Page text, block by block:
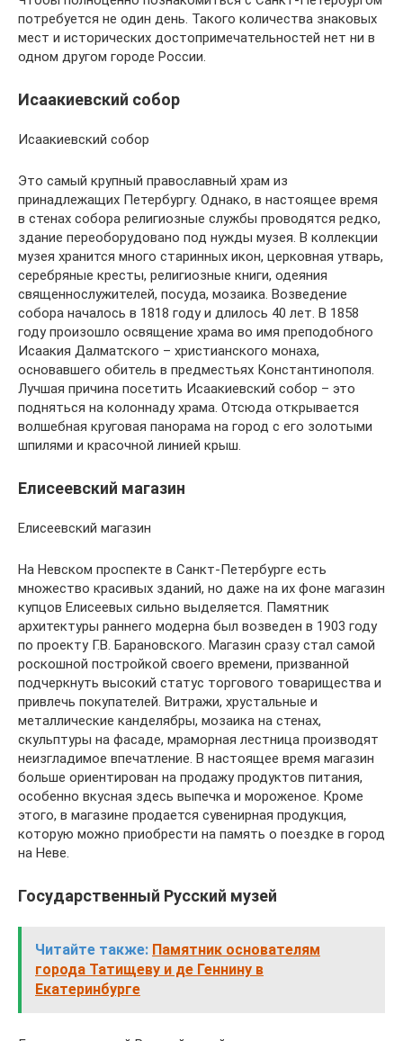
потребуется не один день. Такого количества знаковых
мест и исторических достопримечательностей нет ни в
одном другом городе России.
Исаакиевский собор
Исаакиевский собор
Это самый крупный православный храм из
принадлежащих Петербургу. Однако, в настоящее время
в стенах собора религиозные службы проводятся редко,
здание переоборудовано под нужды музея. В коллекции
музея хранится много старинных икон, церковная утварь,
серебряные кресты, религиозные книги, одеяния
священнослужителей, посуда, мозаика. Возведение
собора началось в 1818 году и длилось 40 лет. В 1858
году произошло освящение храма во имя преподобного
Исаакия Далматского – христианского монаха,
основавшего обитель в предместьях Константинополя.
Лучшая причина посетить Исаакиевский собор – это
подняться на колоннаду храма. Отсюда открывается
волшебная круговая панорама на город с его золотыми
шпилями и красочной линией крыш.
Елисеевский магазин
Елисеевский магазин
На Невском проспекте в Санкт-Петербурге есть
множество красивых зданий, но даже на их фоне магазин
купцов Елисеевых сильно выделяется. Памятник
архитектуры раннего модерна был возведен в 1903 году
по проекту Г.В. Барановского. Магазин сразу стал самой
роскошной постройкой своего времени, призванной
подчеркнуть высокий статус торгового товарищества и
привлечь покупателей. Витражи, хрустальные и
металлические канделябры, мозаика на стенах,
скульптуры на фасаде, мраморная лестница производят
неизгладимое впечатление. В настоящее время магазин
больше ориентирован на продажу продуктов питания,
особенно вкусная здесь выпечка и мороженое. Кроме
этого, в магазине продается сувенирная продукция,
которую можно приобрести на память о поездке в город
на Неве.
Государственный Русский музей
Читайте также: Памятник основателям
города Татищеву и де Геннину в
Екатеринбурге